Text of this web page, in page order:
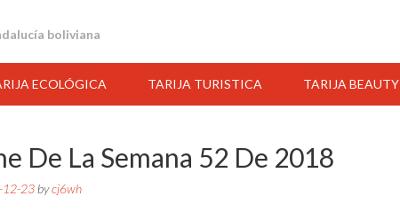
boliviana
ECOLÓGICA TARIJA TURISTICA TARIJA BEAUTY
De La Semana 52 De 2018
12-23bycj6wh